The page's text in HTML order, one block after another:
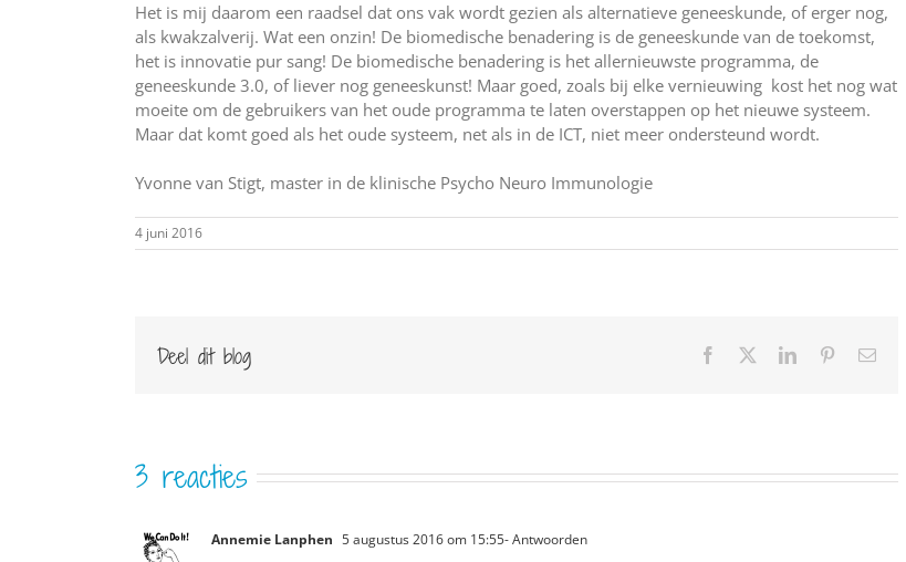
Het is mij daarom een raadsel dat ons vak wordt gezien als alternatieve geneeskunde, of erger nog,
als kwakzalverij. Wat een onzin! De biomedische benadering is de geneeskunde van de toekomst,
het is innovatie pur sang! De biomedische benadering is het allernieuwste programma, de
geneeskunde 3.0, of liever nog geneeskunst! Maar goed, zoals bij elke vernieuwing kost het nog wat
moeite om de gebruikers van het oude programma te laten overstappen op het nieuwe systeem.
Maar dat komt goed als het oude systeem, net als in de ICT, niet meer ondersteund wordt.
Yvonne van Stigt, master in de klinische Psycho Neuro Immunologie
4 juni 2016
Deel dit blog Facebook LinkedInPinterest
E-
3 reacties
Annemie Lanphen 5 augustus 2016 om 15:55- Antwoorden